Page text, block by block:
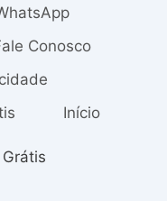
Conosco
Início